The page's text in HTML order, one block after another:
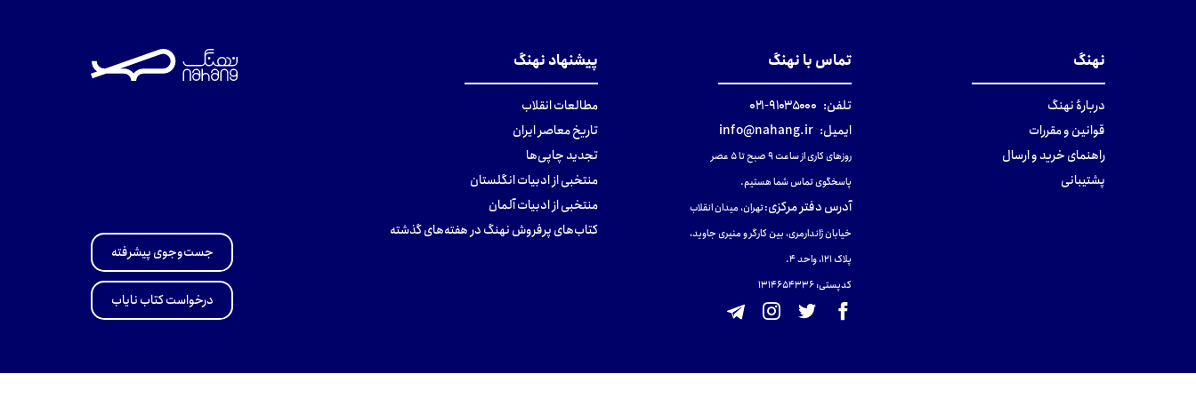
نهنگ
دربارهٔ نهنگ
قوانین و مقررات
راهنمای خرید و ارسال
پشتیبانی
تماس با نهنگ
تلفن: ۹۱۰۳۵۰۰۰-۰۲۱
ایمیل: info@nahang.ir
روزهای کاری از ساعت ۹ صبح تا ۵ عصر
پاسخگوی تماس شما هستیم.
آدرس دفتر مرکزی:تهران، میدان انقلاب
خیابان ژاندارمری، بین کارگر و منیری جاوید،
پلاک 121، واحد ۴.
کدپستی: 131465433۶
پیشنهاد نهنگ
مطالعات انقلاب
تاریخ معاصر ایران
تجدید چاپی‌ها
منتخبی از ادبیات انگلستان
منتخبی از ادبیات آلمان
کتاب‌های پرفروش نهنگ در هفته‌های گذشته
جست‌وجوی پیشرفته
درخواست کتاب نایاب